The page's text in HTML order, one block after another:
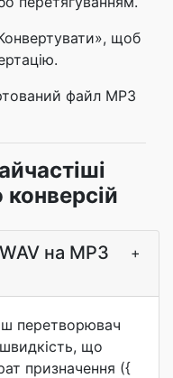
щоб
файл MP3
на MP3
+
перетворювач
що
призначення ({